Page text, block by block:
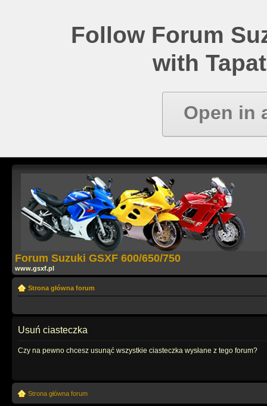
Follow Forum
with
Open in
Forum Suzuki GSXF 600/650/750
www.gsxf.pl
Strona główna forum
Usuń ciasteczka
Czy na pewno chcesz usunąć wszystkie ciasteczka wysłane z tego forum?
Strona główna forum